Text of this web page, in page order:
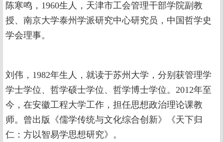
陈寒鸣，1960生人，天津市工会管理干部学院副教
授、南京大学泰州学派研究中心研究员，中国哲学史
学会理事。
刘伟，1982年生人，就读于苏州大学，分别获管理学
学士学位、哲学硕士学位、哲学博士学位。2012年至
今，在安徽工程大学工作，担任思想政治理论课教
师。曾出版《儒学传统与文化综合创新》《天下归
仁：方以智易学思想研究》。